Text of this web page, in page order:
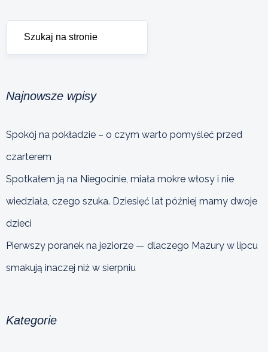
Najnowsze wpisy
Spokój na pokładzie – o czym warto pomyśleć przed
czarterem
Spotkałem ją na Niegocinie, miała mokre włosy i nie
wiedziała, czego szuka. Dziesięć lat później mamy dwoje
dzieci
Pierwszy poranek na jeziorze — dlaczego Mazury w lipcu
smakują inaczej niż w sierpniu
Kategorie